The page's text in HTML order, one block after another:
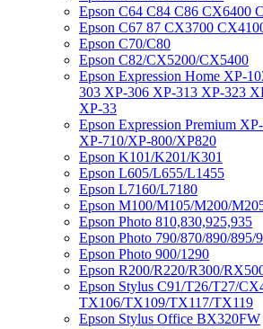
Epson C64 C84 C86 CX6400
Epson C67 87 CX3700
Epson C70/C80
Epson C82/CX5200/CX5400
Epson Expression Home XP-
303 XP-306 XP-313 XP-323
XP-33
Epson Expression Premium
XP-710/XP-800/XP820
Epson K101/K201/K301
Epson L605/L655/L1455
Epson L7160/L7180
Epson M100/M105/M200/
Epson Photo 810,830,925,935
Epson Photo 790/870/890/895/
Epson Photo 900/1290
Epson R200/R220/R300/
Epson Stylus C91/T26/T27/
TX106/TX109/TX117/TX119
Epson Stylus Office BX320FW